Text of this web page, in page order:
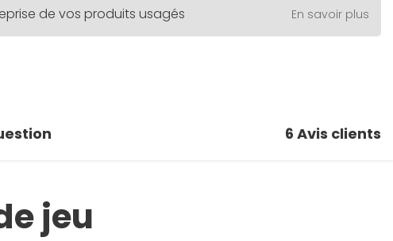
de vos produits usagés En savoir plus
6 Avis clients
jeu